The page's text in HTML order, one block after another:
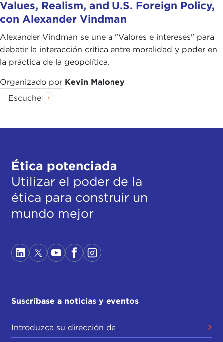
Values, Realism, and U.S. Foreign Policy,
con Alexander Vindman
Alexander Vindman se une a "Valores e intereses" para
debatir la interacción crítica entre moralidad y poder en
la práctica de la geopolítica.
Organizado por Kevin Maloney
Escuche
Ética potenciada
Utilizar el poder de la
ética para construir un
mundo mejor
Suscríbase a noticias y eventos